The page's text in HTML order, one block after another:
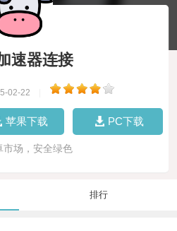
速器连接
02-22
苹果下载 PC下载
市场，安全绿色
排行